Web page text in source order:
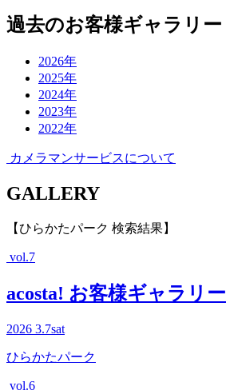
過去のお客様ギャラリー
2026年
2025年
2024年
2023年
2022年
カメラマンサービスについて
GALLERY
【ひらかたパーク 検索結果】
vol.7
acosta! お客様ギャラリー
2026 3.7sat
ひらかたパーク
vol.6